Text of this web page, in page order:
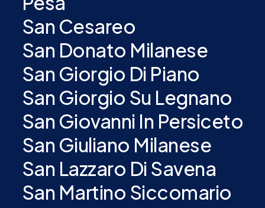
San Cesareo
San Donato Milanese
San Giorgio Di Piano
San Giorgio Su Legnano
San Giovanni In Persiceto
San Giuliano Milanese
San Lazzaro Di Savena
San Martino Siccomario